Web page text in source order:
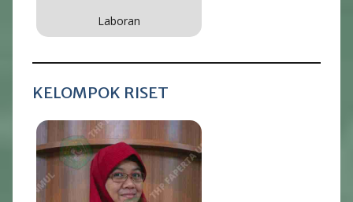
Laboran
KELOMPOK RISET